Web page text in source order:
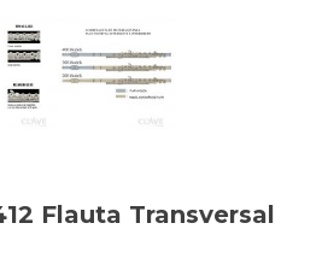
Flauta Transversal